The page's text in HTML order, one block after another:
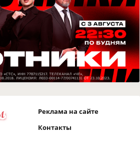
Реклама на сайте
Контакты